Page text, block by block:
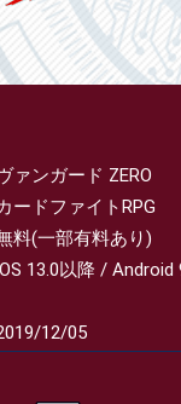
ァンガード ZERO
ードファイトRPG
料(一部有料あり)
13.0以降 / Android
12/05